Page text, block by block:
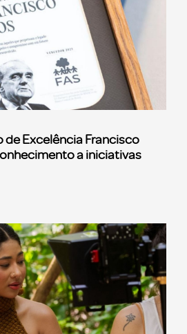
de Excelência Francisco
a iniciativas